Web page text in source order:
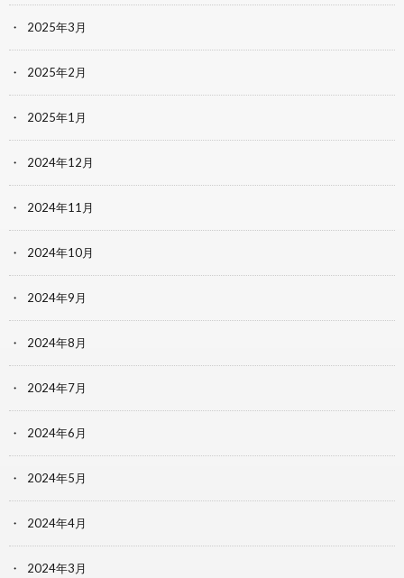
2025年3月
2025年2月
2025年1月
2024年12月
2024年11月
2024年10月
2024年9月
2024年8月
2024年7月
2024年6月
2024年5月
2024年4月
2024年3月